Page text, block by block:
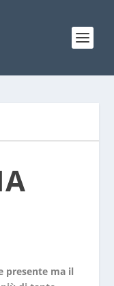
presente ma il